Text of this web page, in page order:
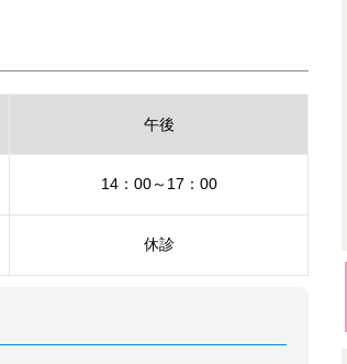
午後
14：00～17：00
休診